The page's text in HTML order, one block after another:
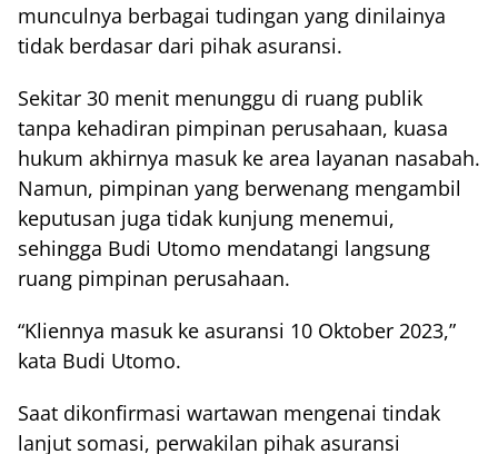
munculnya berbagai tudingan yang dinilainya
tidak berdasar dari pihak asuransi.
Sekitar 30 menit menunggu di ruang publik
tanpa kehadiran pimpinan perusahaan, kuasa
hukum akhirnya masuk ke area layanan nasabah.
Namun, pimpinan yang berwenang mengambil
keputusan juga tidak kunjung menemui,
sehingga Budi Utomo mendatangi langsung
ruang pimpinan perusahaan.
“Kliennya masuk ke asuransi 10 Oktober 2023,”
kata Budi Utomo.
Saat dikonfirmasi wartawan mengenai tindak
lanjut somasi, perwakilan pihak asuransi